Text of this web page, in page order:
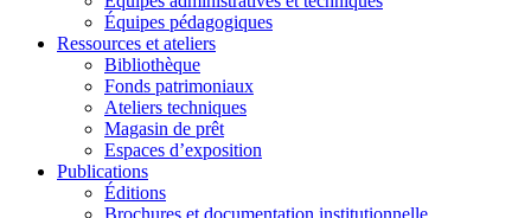
Équipes pédagogiques
Ressources et ateliers
Bibliothèque
Fonds patrimoniaux
Ateliers techniques
Magasin de prêt
Espaces d’exposition
Publications
Éditions